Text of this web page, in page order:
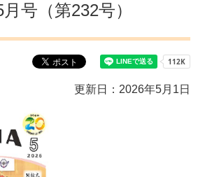
号（第232号）
更新日：2026年5月1日